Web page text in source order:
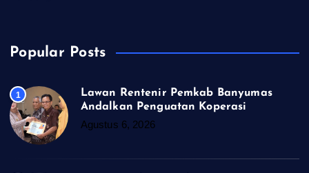
Popular Posts
1
Lawan Rentenir Pemkab Banyumas
Andalkan Penguatan Koperasi
Agustus 6, 2026